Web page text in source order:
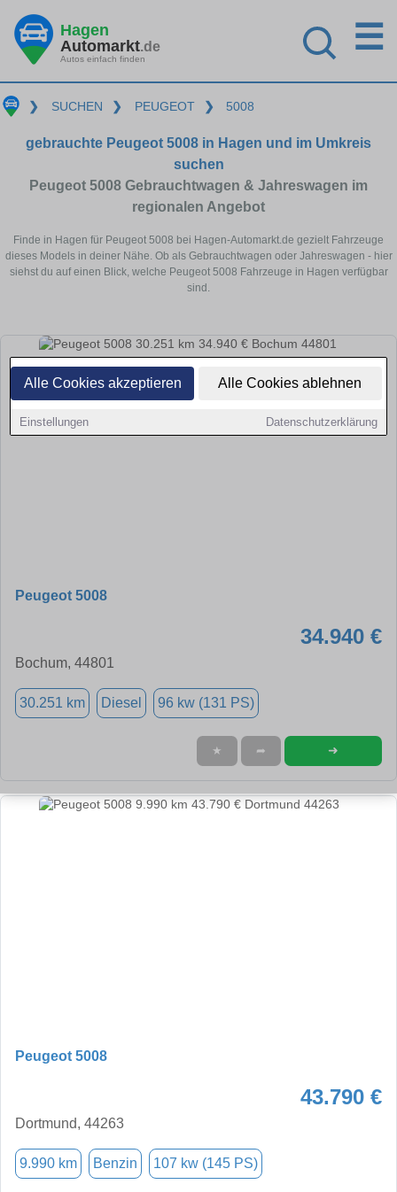
Alle Cookies akzeptieren Alle Cookies ablehnen
Einstellungen Datenschutzerklärung
Hagen
Automarkt.de
Autos einfach finden
☰
❯ SUCHEN ❯ PEUGEOT ❯ 5008
gebrauchte Peugeot 5008 in Hagen und im Umkreis
suchen
Peugeot 5008 Gebrauchtwagen & Jahreswagen im
regionalen Angebot
Finde in Hagen für Peugeot 5008 bei Hagen-Automarkt.de gezielt Fahrzeuge
dieses Models in deiner Nähe. Ob als Gebrauchtwagen oder Jahreswagen - hier
siehst du auf einen Blick, welche Peugeot 5008 Fahrzeuge in Hagen verfügbar
sind.
Peugeot 5008
34.940 €
Bochum, 44801
30.251 km Diesel 96 kw (131 PS)
★ ➦ ➜
Peugeot 5008
43.790 €
Dortmund, 44263
9.990 km Benzin 107 kw (145 PS)